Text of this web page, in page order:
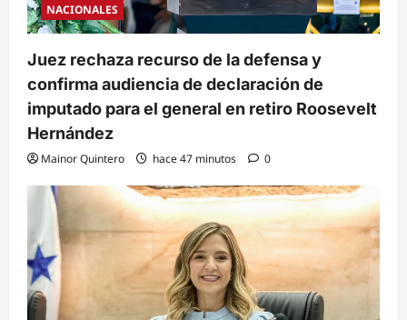
NACIONALES
Juez rechaza recurso de la defensa y
confirma audiencia de declaración de
imputado para el general en retiro Roosevelt
Hernández
Mainor Quintero hace 47 minutos 0